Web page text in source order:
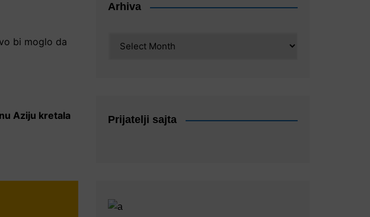
bi moglo da
Aziju kretala
Arhiva
Prijatelji sajta